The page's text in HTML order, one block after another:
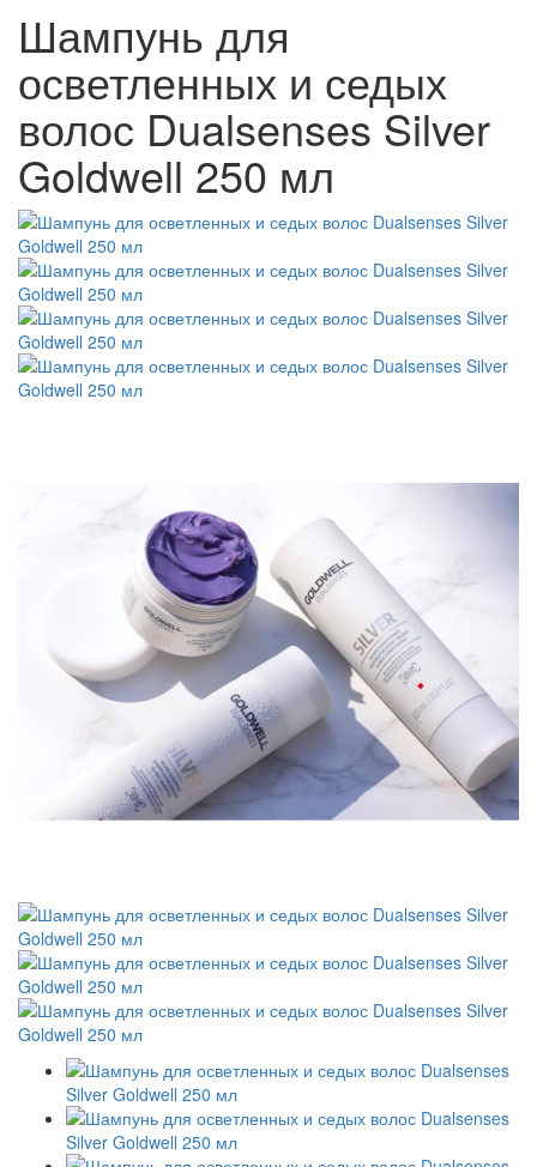
Шампунь для
осветленных и седых
волос Dualsenses Silver
Goldwell 250 мл